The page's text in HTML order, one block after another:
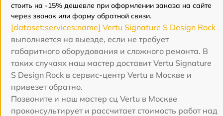
стоить на -15% дешевле при оформлении заказа на сайте
через звонок или форму обратной связи.
[dataset:services:name] Vertu Signature S Design Rock
выполняется на выезде, если не требует
габаритного оборудования и сложного ремонта. В
таких случаях наш мастер доставит Vertu Signature
S Design Rock в сервис-центр Vertu в Москве и
привезет обратно.
Позвоните и наш мастер сц Vertu в Москве
проконсультирует и рассчитает стоимость работ над